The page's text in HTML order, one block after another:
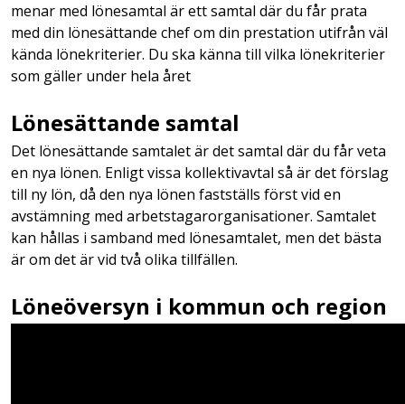
menar med lönesamtal är ett samtal där du får prata
med din lönesättande chef om din prestation utifrån väl
kända lönekriterier. Du ska känna till vilka lönekriterier
som gäller under hela året
Lönesättande samtal
Det lönesättande samtalet är det samtal där du får veta
en nya lönen. Enligt vissa kollektivavtal så är det förslag
till ny lön, då den nya lönen fastställs först vid en
avstämning med arbetstagarorganisationer. Samtalet
kan hållas i samband med lönesamtalet, men det bästa
är om det är vid två olika tillfällen.
Löneöversyn i kommun och region